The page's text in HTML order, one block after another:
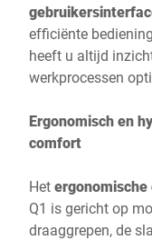
efficiënte
heeft u altijd
werkprocessen
Ergonomisch en
comfort
Het
Q1 is gericht op
draaggrepen, de